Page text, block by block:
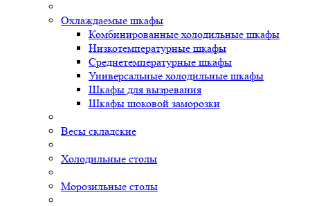
Охлаждаемые шкафы
Комбинированные холодильные шкафы
Низкотемпературные шкафы
Среднетемпературные шкафы
Универсальные холодильные шкафы
Шкафы для вызревания
Шкафы шоковой заморозки
Весы складские
Холодильные столы
Морозильные столы